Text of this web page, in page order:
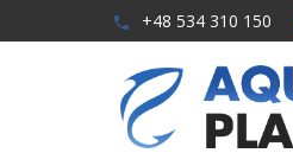
+48 534 310 150